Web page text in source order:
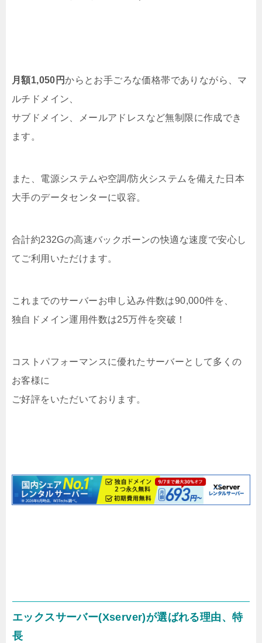
月額1,050円からとお手ごろな価格帯でありながら、マ
ルチドメイン、
サブドメイン、メールアドレスなど無制限に作成でき
ます。
また、電源システムや空調/防火システムを備えた日本
大手のデータセンターに収容。
合計約232Gの高速バックボーンの快適な速度で安心し
てご利用いただけます。
これまでのサーバーお申し込み件数は90,000件を、
独自ドメイン運用件数は25万件を突破！
コストパフォーマンスに優れたサーバーとして多くの
お客様に
ご好評をいただいております。
エックスサーバー(Xserver)が選ばれる理由、特
長